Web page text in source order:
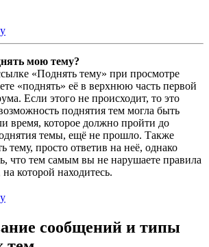
мою тему?
«Поднять тему» при просмотре
«поднять» её в верхнюю часть первой
Если этого не происходит, то это
поднятия тем могла быть
время, которое должно пройти до
темы, ещё не прошло. Также
тему, просто ответив на неё, однако
что тем самым вы не нарушаете правила
которой находитесь.
сообщений и типы